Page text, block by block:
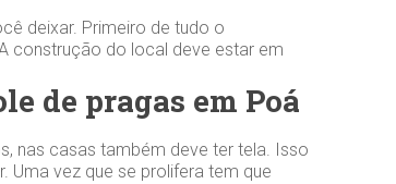
deixar. Primeiro de tudo o
construção do local deve estar em
de pragas em Poá
nas casas também deve ter tela. Isso
Uma vez que se prolifera tem que